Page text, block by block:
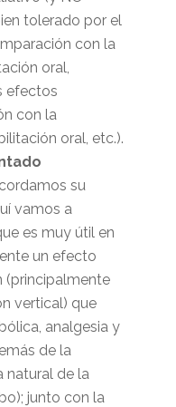
tolerado por el
con la
oral,
efectos
con la
oral, etc.).
su
vamos a
es muy útil en
un efecto
(principalmente
vertical) que
analgesia y
de la
natural de la
junto con la